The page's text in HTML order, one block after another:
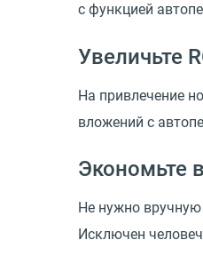
с функцией
Увеличьте
На привлечение
вложений с
Экономьте
Не нужно
Исключен